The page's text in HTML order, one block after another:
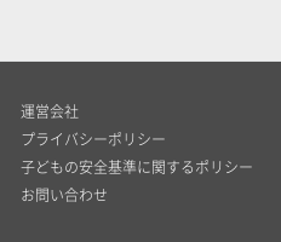
運営会社
プライバシーポリシー
子どもの安全基準に関するポリシー
お問い合わせ